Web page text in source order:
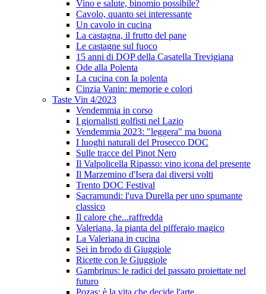
Vino e salute, binomio possibile?
Cavolo, quanto sei interessante
Un cavolo in cucina
La castagna, il frutto del pane
Le castagne sul fuoco
15 anni di DOP della Casatella Trevigiana
Ode alla Polenta
La cucina con la polenta
Cinzia Vanin: memorie e colori
Taste Vin 4/2023
Vendemmia in corso
I giornalisti golfisti nel Lazio
Vendemmia 2023: "leggera" ma buona
I luoghi naturali del Prosecco DOC
Sulle tracce del Pinot Nero
Il Valpolicella Ripasso: vino icona del presente
Il Marzemino d'Isera dai diversi volti
Trento DOC Festival
Sacramundi: l'uva Durella per uno spumante
classico
Il calore che...raffredda
Valeriana, la pianta del pifferaio magico
La Valeriana in cucina
Sei in brodo di Giuggiole
Ricette con le Giuggiole
Gambrinus: le radici del passato proiettate nel
futuro
Pozas: è la vita che decide l'arte